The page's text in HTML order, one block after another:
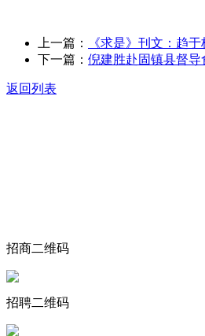
上一篇：
《求是》刊文：趋
下一篇： 倪建胜赴固镇县督导
返回列表
招商二维码
招聘二维码